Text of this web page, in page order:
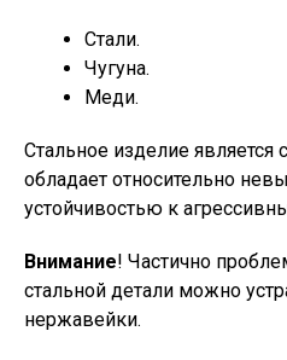
Стали.
Чугуна.
Меди.
Стальное изделие
обладает относительно
устойчивостью к
Внимание! Частично
стальной детали можно
нержавейки.